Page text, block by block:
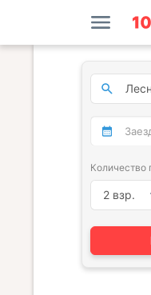
Количество
2 взр.